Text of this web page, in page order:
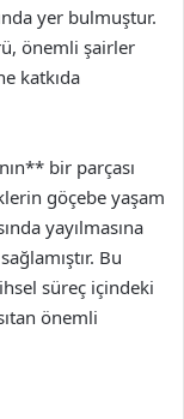
yer bulmuştur.
önemli şairler
katkıda
bir parçası
göçebe yaşam
yayılmasına
Bu
süreç içindeki
önemli